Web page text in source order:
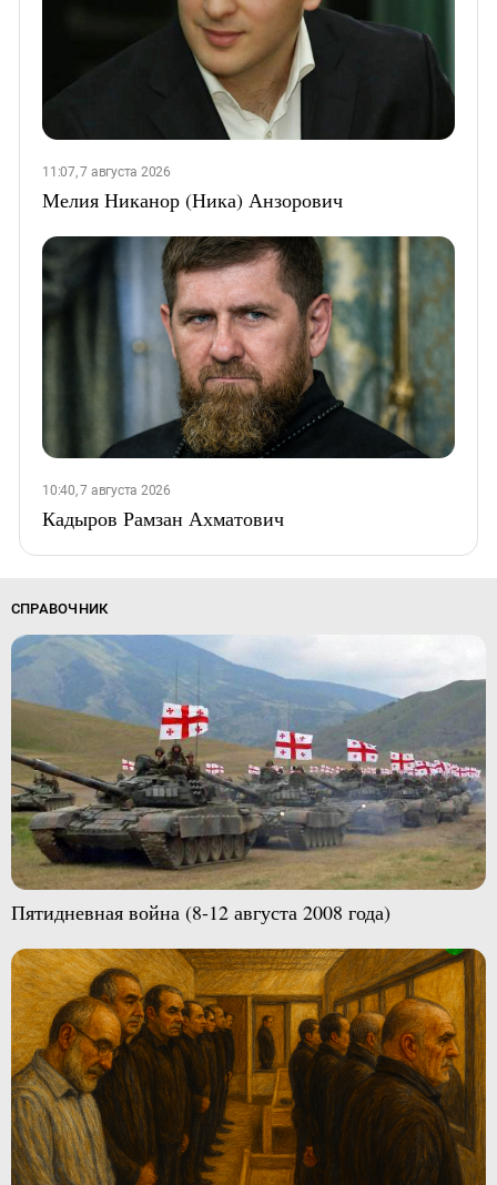
11:07, 7 августа 2026
Мелия Никанор (Ника) Анзорович
10:40, 7 августа 2026
Кадыров Рамзан Ахматович
СПРАВОЧНИК
Пятидневная война (8-12 августа 2008 года)